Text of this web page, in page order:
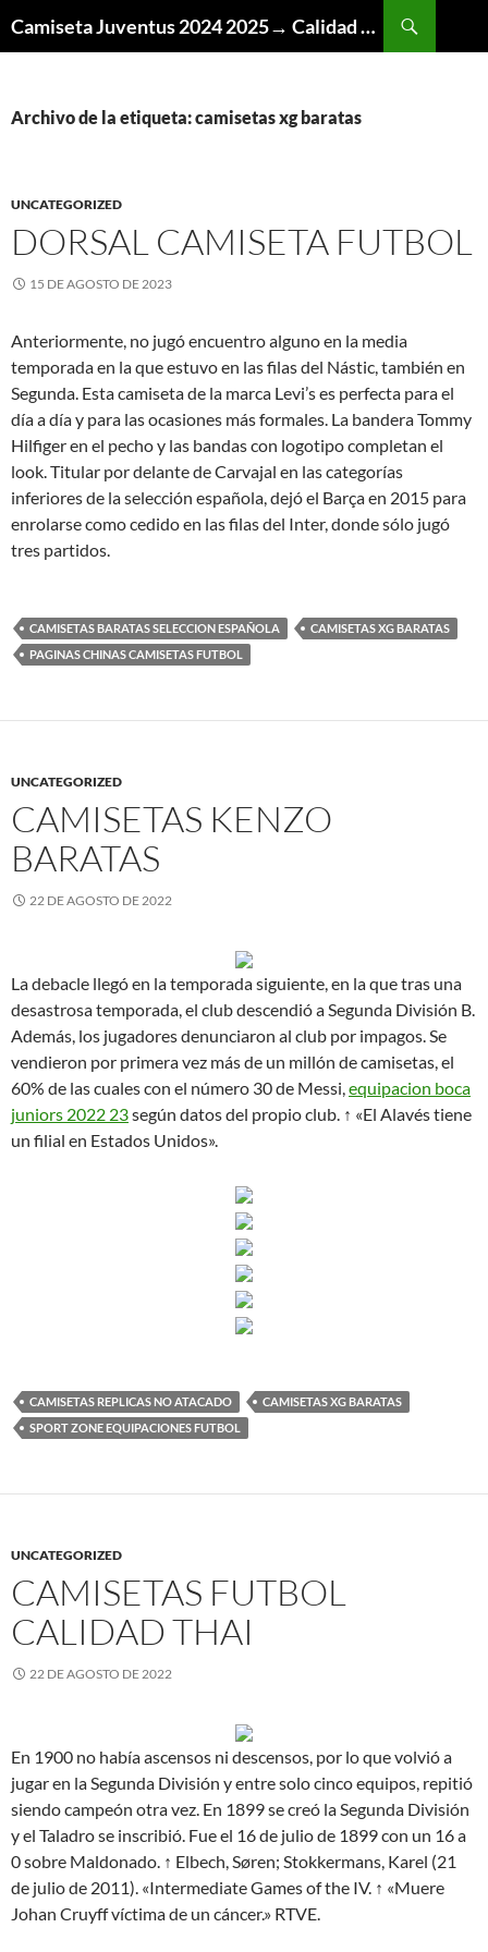
Camiseta Juventus 2024 2025→ Calidad Thai AAA
Archivo de la etiqueta: camisetas xg baratas
UNCATEGORIZED
DORSAL CAMISETA FUTBOL
15 DE AGOSTO DE 2023
Anteriormente, no jugó encuentro alguno en la media
temporada en la que estuvo en las filas del Nástic, también en
Segunda. Esta camiseta de la marca Levi’s es perfecta para el
día a día y para las ocasiones más formales. La bandera Tommy
Hilfiger en el pecho y las bandas con logotipo completan el
look. Titular por delante de Carvajal en las categorías
inferiores de la selección española, dejó el Barça en 2015 para
enrolarse como cedido en las filas del Inter, donde sólo jugó
tres partidos.
CAMISETAS BARATAS SELECCION ESPAÑOLA
CAMISETAS XG BARATAS
PAGINAS CHINAS CAMISETAS FUTBOL
UNCATEGORIZED
CAMISETAS KENZO
BARATAS
22 DE AGOSTO DE 2022
La debacle llegó en la temporada siguiente, en la que tras una
desastrosa temporada, el club descendió a Segunda División B.
Además, los jugadores denunciaron al club por impagos. Se
vendieron por primera vez más de un millón de camisetas, el
60% de las cuales con el número 30 de Messi,equipacion boca
juniors 2022 23según datos del propio club. ↑ «El Alavés tiene
un filial en Estados Unidos».
CAMISETAS REPLICAS NO ATACADO
CAMISETAS XG BARATAS
SPORT ZONE EQUIPACIONES FUTBOL
UNCATEGORIZED
CAMISETAS FUTBOL
CALIDAD THAI
22 DE AGOSTO DE 2022
En 1900 no había ascensos ni descensos, por lo que volvió a
jugar en la Segunda División y entre solo cinco equipos, repitió
siendo campeón otra vez. En 1899 se creó la Segunda División
y el Taladro se inscribió. Fue el 16 de julio de 1899 con un 16 a
0 sobre Maldonado. ↑ Elbech, Søren; Stokkermans, Karel (21
de julio de 2011). «Intermediate Games of the IV. ↑ «Muere
Johan Cruyff víctima de un cáncer.» RTVE.